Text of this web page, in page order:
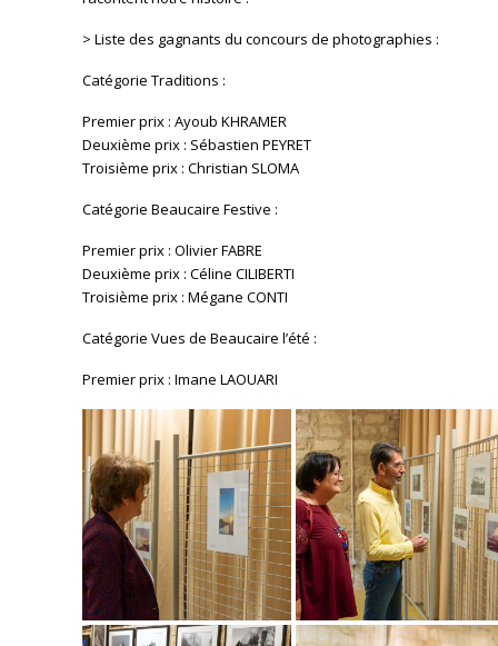
> Liste des gagnants du concours de photographies :
Catégorie Traditions :
Premier prix : Ayoub KHRAMER
Deuxième prix : Sébastien PEYRET
Troisième prix : Christian SLOMA
Catégorie Beaucaire Festive :
Premier prix : Olivier FABRE
Deuxième prix : Céline CILIBERTI
Troisième prix : Mégane CONTI
Catégorie Vues de Beaucaire l’été :
Premier prix : Imane LAOUARI